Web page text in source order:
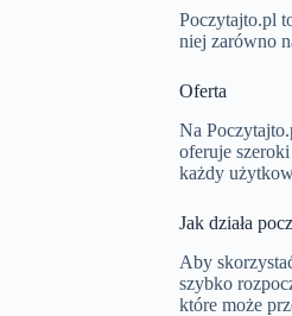
Poczytajto.pl
niej zarówno
Oferta
Na
oferuje
każdy
Jak działa
Aby
szybko
które może